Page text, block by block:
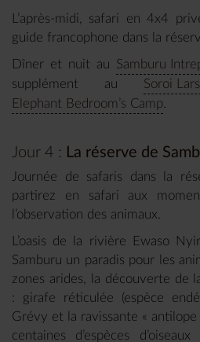
L’après-midi, safari en 4x4
guide francophone dans la
Dîner et nuit au Samburu
supplément au Soroi
Elephant Bedroom’s Camp
Jour 4 : La réserve de
Journée de safaris dans la
partirez en safari aux
l’observation des animaux.
L’oasis de la rivière Ewaso
Samburu un paradis pour les
zones arides, la découverte de
: girafe réticulée (espèce
Grévy et la ravissante «
centaines d’espèces